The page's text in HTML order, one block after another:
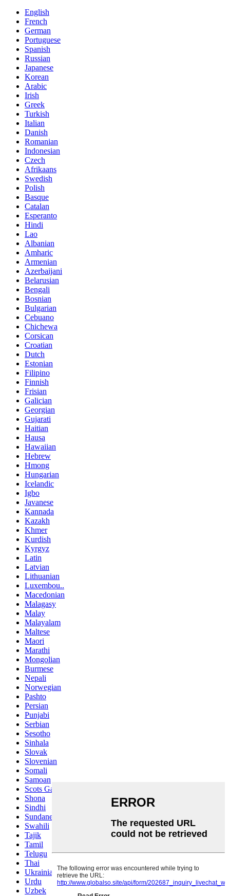
English
French
German
Portuguese
Spanish
Russian
Japanese
Korean
Arabic
Irish
Greek
Turkish
Italian
Danish
Romanian
Indonesian
Czech
Afrikaans
Swedish
Polish
Basque
Catalan
Esperanto
Hindi
Lao
Albanian
Amharic
Armenian
Azerbaijani
Belarusian
Bengali
Bosnian
Bulgarian
Cebuano
Chichewa
Corsican
Croatian
Dutch
Estonian
Filipino
Finnish
Frisian
Galician
Georgian
Gujarati
Haitian
Hausa
Hawaiian
Hebrew
Hmong
Hungarian
Icelandic
Igbo
Javanese
Kannada
Kazakh
Khmer
Kurdish
Kyrgyz
Latin
Latvian
Lithuanian
Luxembou..
Macedonian
Malagasy
Malay
Malayalam
Maltese
Maori
Marathi
Mongolian
Burmese
Nepali
Norwegian
Pashto
Persian
Punjabi
Serbian
Sesotho
Sinhala
Slovak
Slovenian
Somali
Samoan
Scots Gaelic
Shona
Sindhi
Sundanese
Swahili
Tajik
Tamil
Telugu
Thai
Ukrainian
Urdu
Uzbek